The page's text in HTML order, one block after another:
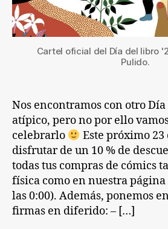
Cartel oficial del Día del libro
Pulido.
Nos encontramos con otro
atípico, pero no por ello
celebrarlo
Este próximo
disfrutar de un 10 % de
todas tus compras de cómics
física como en nuestra
las 0:00). Además, ponemos
firmas en diferido: – […]